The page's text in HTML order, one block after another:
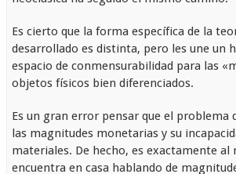
Es cierto que la forma específica de la
desarrollado es distinta, pero les une un
espacio de conmensurabilidad para las
objetos físicos bien diferenciados.
Es un gran error pensar que el
las magnitudes monetarias y su
materiales. De hecho, es exactamente
encuentra en casa hablando de